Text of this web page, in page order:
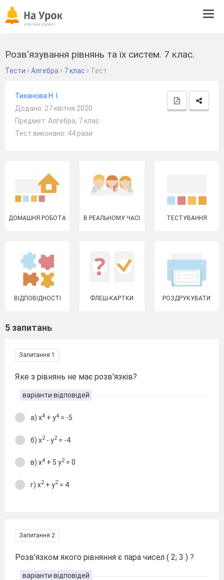
Розв'язування рівнянь та їх систем. 7 клас.
Тести Алгебра 7 клас Тест
Тиханова Н. І.
Додано: 27 квітня 2020
Предмет: Алгебра, 7 клас
Тест виконано: 44 рази
ДОМАШНЯ РОБОТА В РЕАЛЬНОМУ ЧАСІ ТЕСТУВАННЯ
ВІДПОВІДНОСТІ ФЛЕШ-КАРТКИ РОЗДРУКУВАТИ
5 запитань
Запитання 1
Яке з рівнянь не має розв'язків?
варіанти відповідей
а) х4 + у4 = -5
б) х2- у2= -4
в) х4 + 5 у2= 0
г) х2+ у2= 4
Запитання 2
Розв'язком якого рівняння є пара чисел ( 2; 3 ) ?
варіанти відповідей